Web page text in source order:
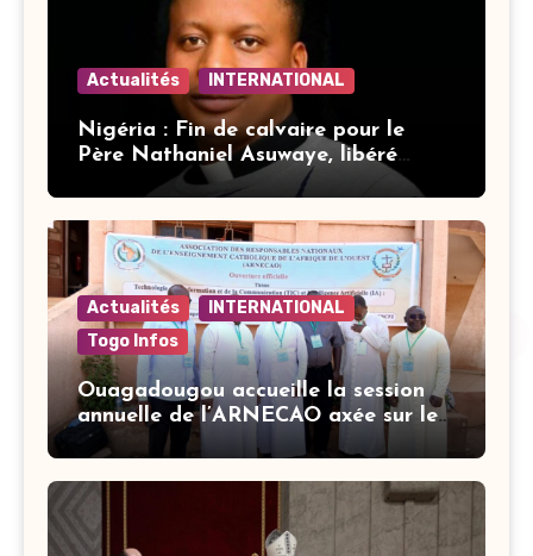
Actualités INTERNATIONAL
Nigéria : Fin de calvaire pour le
Père Nathaniel Asuwaye, libéré
après trois mois de captivité
Actualités
INTERNATIONAL
Togo Infos
Ouagadougou accueille la session
annuelle de l’ARNECAO axée sur les
défis de l’intelligence artificielle